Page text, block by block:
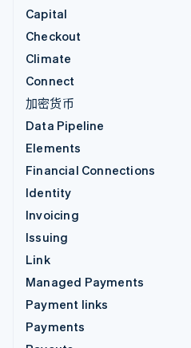
Capital
Checkout
Climate
Connect
加密货币
Data Pipeline
Elements
Financial Connections
Identity
Invoicing
Issuing
Link
Managed Payments
Payment links
Payments